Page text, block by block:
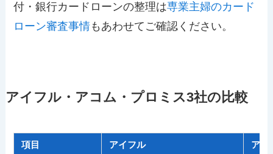
付・銀行カードローンの整理は専業主婦のカード
ローン審査事情もあわせてご確認ください。
アイフル・アコム・プロミス3社の比較
項目 アイフル アコ